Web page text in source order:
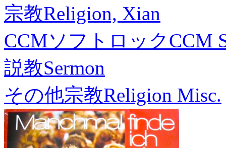
宗教Religion, Xian
CCMソフトロックCCM
説教Sermon
その他宗教Religion Misc.